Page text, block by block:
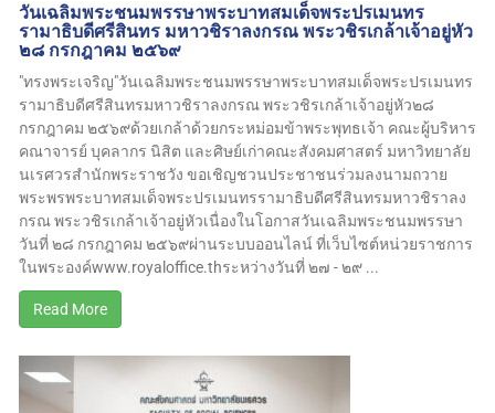
วันเฉลิมพระชนมพรรษาพระบาทสมเด็จพระปรเมนทร
รามาธิบดีศรีสินทร มหาวชิราลงกรณ พระวชิรเกล้าเจ้าอยู่หัว
๒๘ กรกฎาคม ๒๕๖๙
"ทรงพระเจริญ"วันเฉลิมพระชนมพรรษาพระบาทสมเด็จพระปรเมนทร
รามาธิบดีศรีสินทรมหาวชิราลงกรณ พระวชิรเกล้าเจ้าอยู่หัว๒๘
กรกฎาคม ๒๕๖๙ด้วยเกล้าด้วยกระหม่อมข้าพระพุทธเจ้า คณะผู้บริหาร
คณาจารย์ บุคลากร นิสิต และศิษย์เก่าคณะสังคมศาสตร์ มหาวิทยาลัย
นเรศวรสำนักพระราชวัง ขอเชิญชวนประชาชนร่วมลงนามถวาย
พระพรพระบาทสมเด็จพระปรเมนทรรามาธิบดีศรีสินทรมหาวชิราลง
กรณ พระวชิรเกล้าเจ้าอยู่หัวเนื่องในโอกาสวันเฉลิมพระชนมพรรษา
วันที่ ๒๘ กรกฎาคม ๒๕๖๙ผ่านระบบออนไลน์ ที่เว็บไซต์หน่วยราชการ
ในพระองค์www.royaloffice.thระหว่างวันที่ ๒๗ - ๒๙ ...
Read More